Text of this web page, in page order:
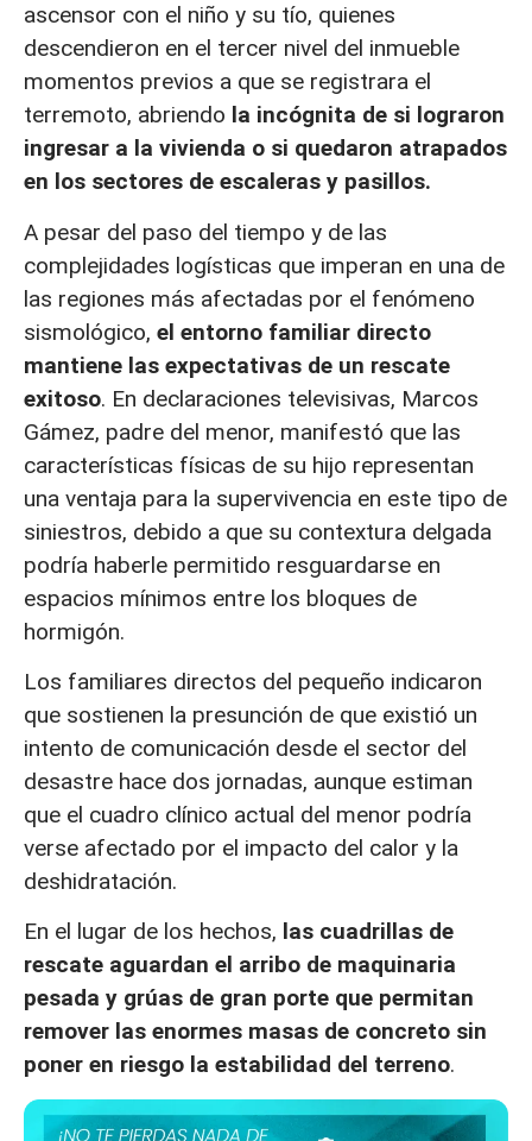
ascensor con el niño y su tío, quienes
descendieron en el tercer nivel del inmueble
momentos previos a que se registrara el
terremoto, abriendo la incógnita de si lograron
ingresar a la vivienda o si quedaron atrapados
en los sectores de escaleras y pasillos.
A pesar del paso del tiempo y de las
complejidades logísticas que imperan en una de
las regiones más afectadas por el fenómeno
sismológico, el entorno familiar directo
mantiene las expectativas de un rescate
exitoso. En declaraciones televisivas, Marcos
Gámez, padre del menor, manifestó que las
características físicas de su hijo representan
una ventaja para la supervivencia en este tipo de
siniestros, debido a que su contextura delgada
podría haberle permitido resguardarse en
espacios mínimos entre los bloques de
hormigón.
Los familiares directos del pequeño indicaron
que sostienen la presunción de que existió un
intento de comunicación desde el sector del
desastre hace dos jornadas, aunque estiman
que el cuadro clínico actual del menor podría
verse afectado por el impacto del calor y la
deshidratación.
En el lugar de los hechos, las cuadrillas de
rescate aguardan el arribo de maquinaria
pesada y grúas de gran porte que permitan
remover las enormes masas de concreto sin
poner en riesgo la estabilidad del terreno.